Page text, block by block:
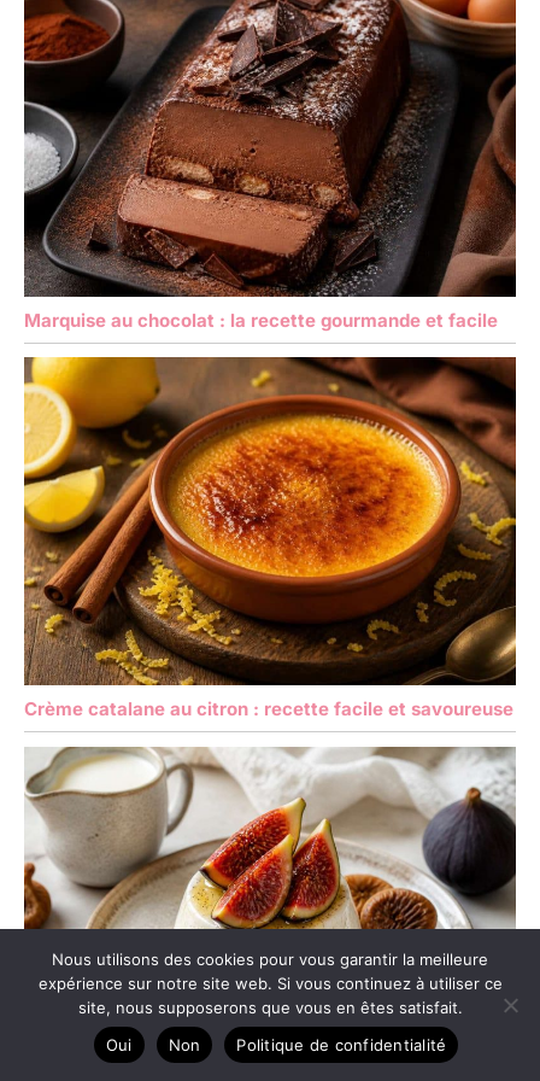
ajoutant une touche
d'élégance et de style à
n'importe quelle table.
Marquise au chocolat : la recette gourmande et facile
Crème catalane au citron : recette facile et savoureuse
Nous utilisons des cookies pour vous garantir la meilleure
expérience sur notre site web. Si vous continuez à utiliser ce
site, nous supposerons que vous en êtes satisfait.
Oui
Non Politique de confidentialité